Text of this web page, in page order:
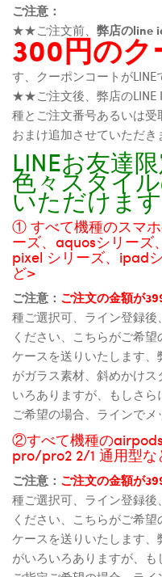
ご注意：
★★ご注文前、 弊店のline
300円のク
す、クーポンコートが
★★ご注文後、弊店のLINE
種とご注文番号あるいは
おまけ追加させていただき
LINEお友達
色々スタイ
いただけます
① すべて機種のスマ
ーズ、aquosシリー
pixel シリーズ、ipad
ど>
ご注意： ご注文の金額が
種ご選択可、ライン登録
ください、こちらがご希
ケースを送りいたします
がガラス素材、斜めかけ
いろありますが、もしさ
ご希望の場合、ラインで
②すべて機種の
pro/pro2 2/1 通用型な
ご注意： ご注文の金額が
種ご選択可、ライン登録
ください、こちらがご希
ケースを送りいたします
がいろいろありますが、